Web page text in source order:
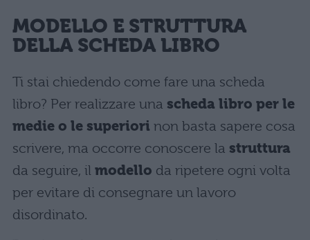
MODELLO E STRUTTURA
DELLA SCHEDA LIBRO
Ti stai chiedendo come fare una scheda
libro? Per realizzare una scheda libro per le
medie o le superiori non basta sapere cosa
scrivere, ma occorre conoscere la struttura
da seguire, il modello da ripetere ogni volta
per evitare di consegnare un lavoro
disordinato.